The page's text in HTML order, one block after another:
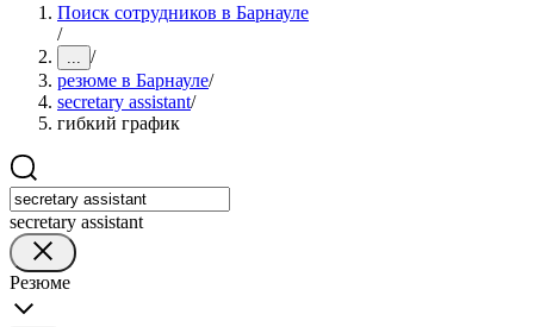
Поиск сотрудников в Барнауле
/
... /
резюме в Барнауле/
secretary assistant/
гибкий график
secretary assistant
Резюме